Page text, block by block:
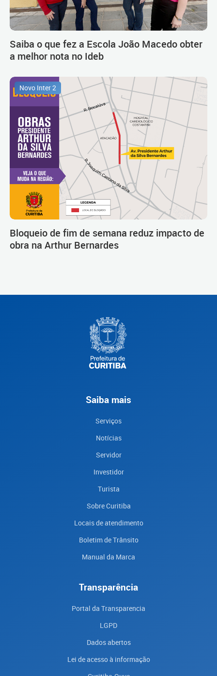
Saiba o que fez a Escola João Macedo obter
a melhor nota no Ideb
Novo Inter 2
Bloqueio de fim de semana reduz impacto de
obra na Arthur Bernardes
Saiba mais
Serviços
Notícias
Servidor
Investidor
Turista
Sobre Curitiba
Locais de atendimento
Boletim de Trânsito
Manual da Marca
Transparência
Portal da Transparencia
LGPD
Dados abertos
Lei de acesso à informação